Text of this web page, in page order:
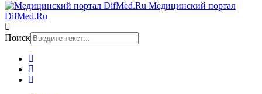
Медицинский портал
DifMed.Ru
Поиск